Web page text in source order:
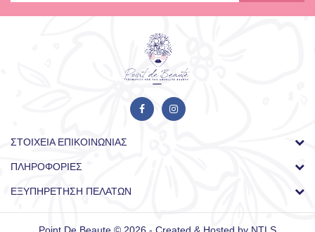
ΣΤΟΙΧΕΊΑ ΕΠΙΚΟΙΝΩΝΊΑΣ
ΠΛΗΡΟΦΟΡΊΕΣ
ΕΞΥΠΗΡΈΤΗΣΗ ΠΕΛΑΤΏΝ